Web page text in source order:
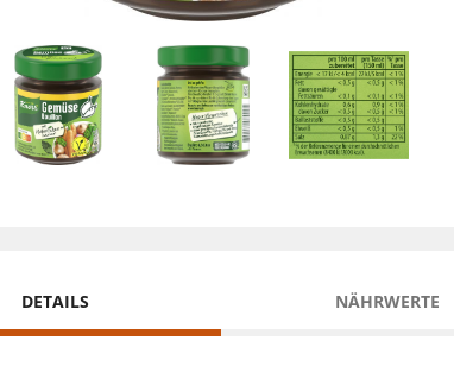
DETAILS NÄHRWERTE